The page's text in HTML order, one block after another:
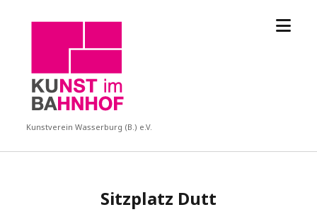
KUBA
Kunstverein Wasserburg (B.) e.V.
Menü
Sitzplatz Dutt